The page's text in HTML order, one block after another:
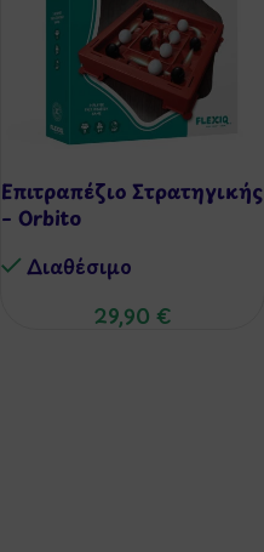
Επιτραπέζιο Στρατηγικής
– Orbito
Διαθέσιμo
29,90 €